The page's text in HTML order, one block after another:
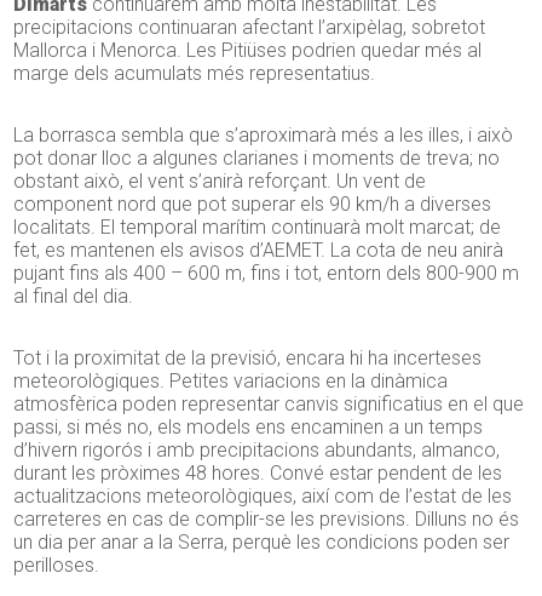
Dimarts continuarem amb molta inestabilitat. Les
precipitacions continuaran afectant l’arxipèlag, sobretot
Mallorca i Menorca. Les Pitiüses podrien quedar més al
marge dels acumulats més representatius.
La borrasca sembla que s’aproximarà més a les illes, i això
pot donar lloc a algunes clarianes i moments de treva; no
obstant això, el vent s’anirà reforçant. Un vent de
component nord que pot superar els 90 km/h a diverses
localitats. El temporal marítim continuarà molt marcat; de
fet, es mantenen els avisos d’AEMET. La cota de neu anirà
pujant fins als 400 – 600 m, fins i tot, entorn dels 800-900 m
al final del dia.
Tot i la proximitat de la previsió, encara hi ha incerteses
meteorològiques. Petites variacions en la dinàmica
atmosfèrica poden representar canvis significatius en el que
passi, si més no, els models ens encaminen a un temps
d’hivern rigorós i amb precipitacions abundants, almanco,
durant les pròximes 48 hores. Convé estar pendent de les
actualitzacions meteorològiques, així com de l’estat de les
carreteres en cas de complir-se les previsions. Dilluns no és
un dia per anar a la Serra, perquè les condicions poden ser
perilloses.